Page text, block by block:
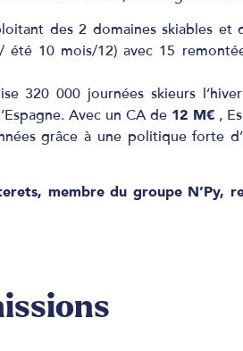
des 2 domaines skiables
été 10 mois/12) avec 15
320 000 journées skieurs
Avec un CA de 12 M€ ,
grâce à une politique forte
membre du groupe N’Py,